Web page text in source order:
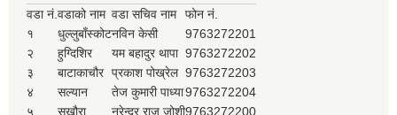
वडा नं. वडाको नाम वडा सचिव नाम
फोन नं.
१
धुल्लुबाँस्कोटनविन केसी
9763272201
२
हुग्दिशिर यम बहादुर थापा 9763272202
३
बाटाकाचौर प्रकाश पोख्रेल 9763272203
४
सल्यान तेज कुमारी पाध्या9763272204
५
सुखौरा नरेन्द्र राज जोशी9763272200